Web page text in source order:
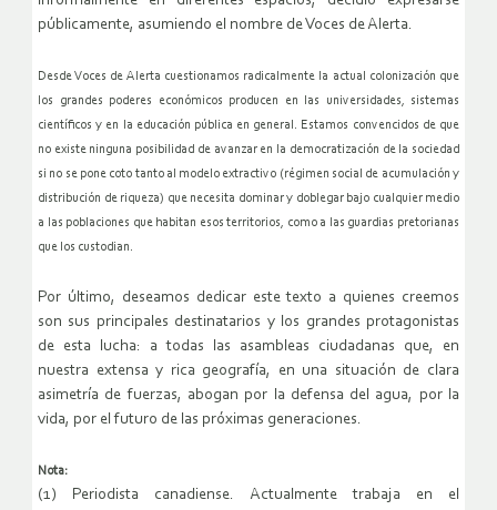
públicamente, asumiendo el nombre de Voces de Alerta.
Desde Voces de Alerta cuestionamos radicalmente la actual colonización que
los grandes poderes económicos producen en las universidades, sistemas
científicos y en la educación pública en general. Estamos convencidos de que
no existe ninguna posibilidad de avanzar en la democratización de la sociedad
si no se pone coto tanto al modelo extractivo (régimen social de acumulación y
distribución de riqueza) que necesita dominar y doblegar bajo cualquier medio
a las poblaciones que habitan esos territorios, como a las guardias pretorianas
que los custodian.
Por último, deseamos dedicar este texto a quienes creemos
son sus principales destinatarios y los grandes protagonistas
de esta lucha: a todas las asambleas ciudadanas que, en
nuestra extensa y rica geografía, en una situación de clara
asimetría de fuerzas, abogan por la defensa del agua, por la
vida, por el futuro de las próximas generaciones.
Nota:
(1) Periodista canadiense. Actualmente trabaja en el